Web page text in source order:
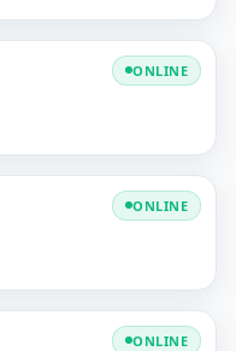
ONLINE
ONLINE
ONLINE